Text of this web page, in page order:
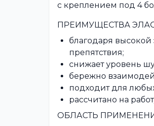
с креплением под 4
ПРЕИМУЩЕСТВА
благодаря
препятствия;
снижает уровень
бережно
подходит для
рассчитано на
ОБЛАСТЬ